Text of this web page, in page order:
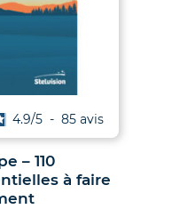
– 110
à faire
4.9/5 - 85avis